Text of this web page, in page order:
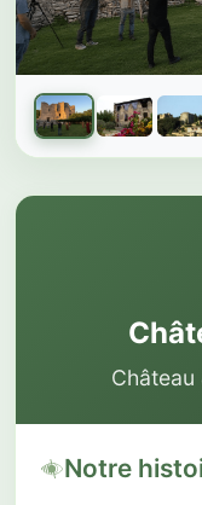
Galerie du
1 sur 20 photos
Notre